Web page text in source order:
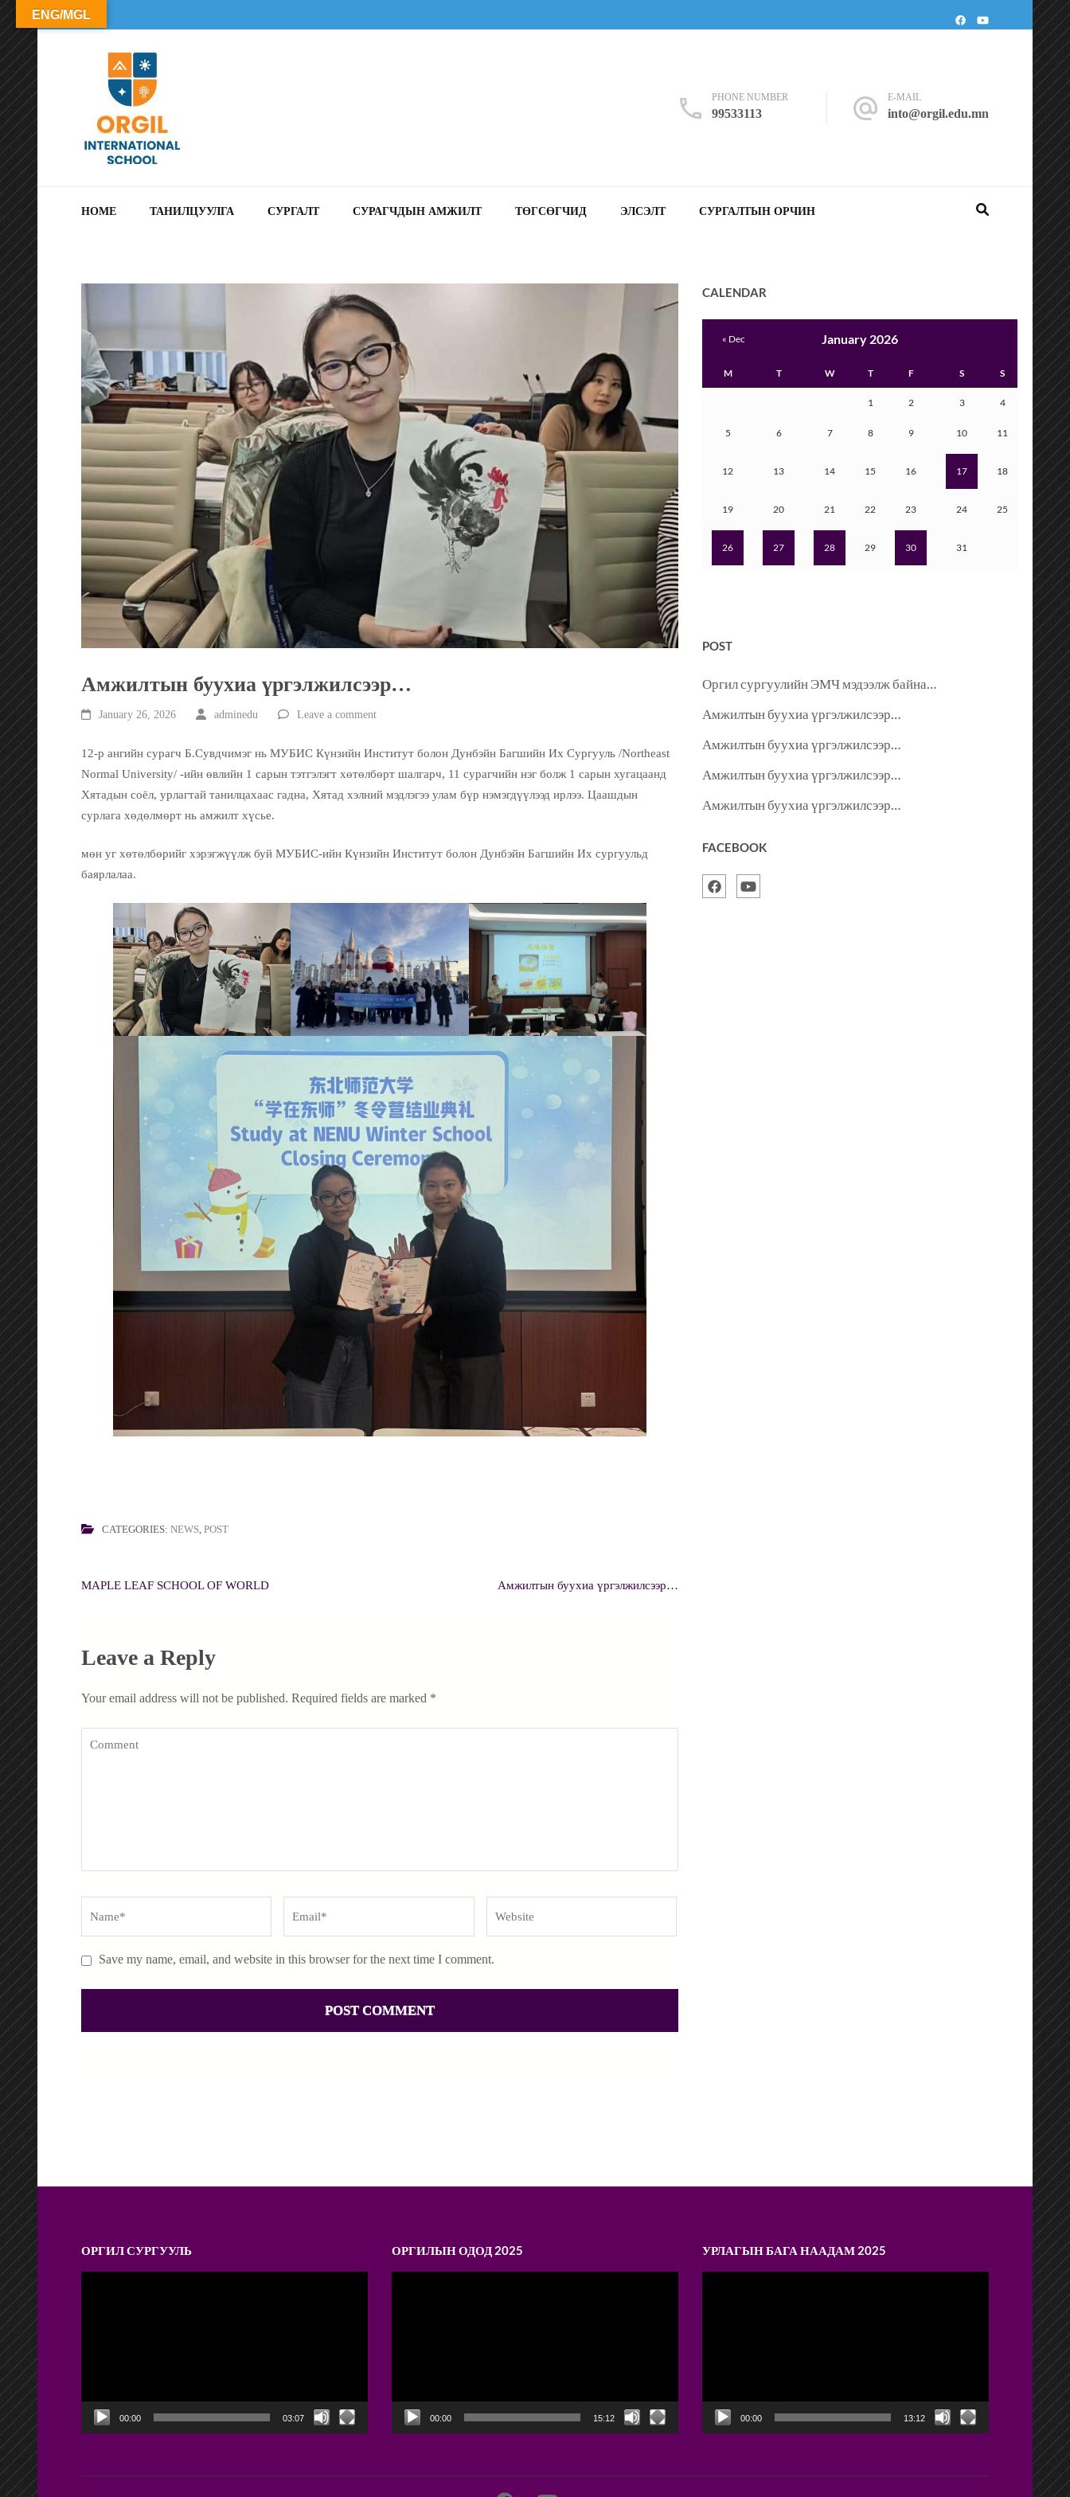
PHONE NUMBER
99533113
E-MAIL
into@orgil.edu.mn
HOME ТАНИЛЦУУЛГА СУРГАЛТ СУРАГЧДЫН АМЖИЛТ ТӨГСӨГЧИД ЭЛСЭЛТ СУРГАЛТЫН ОРЧИН
Амжилтын буухиа үргэлжилсээр…
January 26, 2026 adminedu Leave a comment
12-р ангийн сурагч Б.Сувдчимэг нь МУБИС Күнзийн Институт болон Дунбэйн Багшийн Их Сургууль /Northeast
Normal University/ -ийн өвлийн 1 сарын тэтгэлэгт хөтөлбөрт шалгарч, 11 сурагчийн нэг болж 1 сарын хугацаанд
Хятадын соёл, урлагтай танилцахаас гадна, Хятад хэлний мэдлэгээ улам бүр нэмэгдүүлээд ирлээ. Цаашдын
сурлага хөдөлмөрт нь амжилт хүсье.
мөн уг хөтөлбөрийг хэрэгжүүлж буй МУБИС-ийн Күнзийн Институт болон Дунбэйн Багшийн Их сургуульд
баярлалаа.
CATEGORIES: NEWS, POST
Post
MAPLE LEAF SCHOOL OF WORLD Амжилтын буухиа үргэлжилсээр…
Leave a Reply
Your email address will not be published. Required fields are marked *
Save my name, email, and website in this browser for the next time I comment.
CALENDAR
January 2026
M T W T F S S
1 2 3 4
5 6 7 8 9 10 11
12 13 14 15 16 17 18
19 20 21 22 23 24 25
26 27 28 29 30 31
« Dec
POST
Оргил сургуулийн ЭМЧ мэдээлж байна…
Амжилтын буухиа үргэлжилсээр…
Амжилтын буухиа үргэлжилсээр…
Амжилтын буухиа үргэлжилсээр…
Амжилтын буухиа үргэлжилсээр…
FACEBOOK
ОРГИЛ СУРГУУЛЬ
00:00 03:07
ОРГИЛЫН ОДОД 2025
00:00 15:12
УРЛАГЫН БАГА НААДАМ 2025
00:00 13:12
ENG/MGL